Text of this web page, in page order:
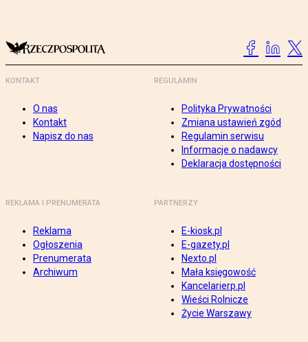
KONTAKT
O nas
Kontakt
Napisz do nas
REGULAMIN
Polityka Prywatności
Zmiana ustawień zgód
Regulamin serwisu
Informacje o nadawcy
Deklaracja dostępności
REKLAMA I PRENUMERATA
Reklama
Ogłoszenia
Prenumerata
Archiwum
PARTNERZY
E-kiosk.pl
E-gazety.pl
Nexto.pl
Mała księgowość
Kancelarierp.pl
Wieści Rolnicze
Życie Warszawy